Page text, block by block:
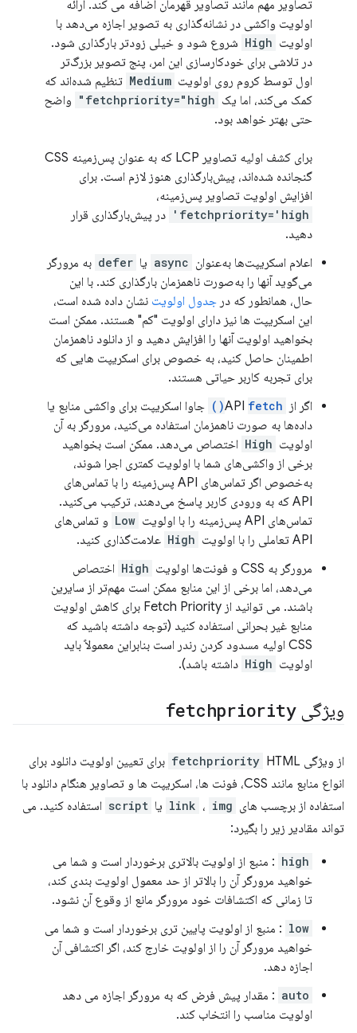
تصاویر مهم مانند تصاویر قهرمان اضافه می کند. ارائه
اولویت واکشی در نشانه‌گذاری به تصویر اجازه می‌دهد با
اولویت High شروع شود و خیلی زودتر بارگذاری شود.
در تلاشی برای خودکارسازی این امر، پنج تصویر بزرگ‌تر
اول توسط کروم روی اولویت Medium ​​تنظیم شده‌اند که
کمک می‌کند، اما یک fetchpriority="high"
واضح
حتی بهتر خواهد بود.
برای کشف اولیه تصاویر LCP که به عنوان پس‌زمینه CSS
گنجانده شده‌اند، پیش‌بارگذاری هنوز لازم است. برای
افزایش اولویت تصاویر پس‌زمینه،
fetchpriority='high'
در پیش‌بارگذاری قرار
دهید.
اعلام اسکریپت‌ها به‌عنوان async یا defer به مرورگر
می‌گوید آنها را به‌صورت ناهمزمان بارگذاری کند. با این
حال، همانطور که در جدول اولویت نشان داده شده است،
این اسکریپت ها نیز دارای اولویت "کم" هستند. ممکن است
بخواهید اولویت آنها را افزایش دهید و از دانلود ناهمزمان
اطمینان حاصل کنید، به خصوص برای اسکریپت هایی که
برای تجربه کاربر حیاتی هستند.
اگر از API fetch()
جاوا اسکریپت برای واکشی منابع یا
داده‌ها به صورت ناهمزمان استفاده می‌کنید، مرورگر به آن
اولویت High اختصاص می‌دهد. ممکن است بخواهید
برخی از واکشی‌های شما با اولویت کمتری اجرا شوند،
به‌خصوص اگر تماس‌های API پس‌زمینه را با تماس‌های
API که به ورودی کاربر پاسخ می‌دهند، ترکیب می‌کنید.
تماس‌های API پس‌زمینه را با اولویت
Low و تماس‌های
API تعاملی را با اولویت
High علامت‌گذاری کنید.
مرورگر به CSS و فونت‌ها اولویت
High اختصاص
می‌دهد، اما برخی از این منابع ممکن است مهم‌تر از سایرین
باشند. می توانید از Fetch Priority برای کاهش اولویت
منابع غیر بحرانی استفاده کنید (توجه داشته باشید که
CSS اولیه مسدود کردن رندر است بنابراین معمولاً باید
اولویت High داشته باشد).
ویژگیfetchpriority
از ویژگی fetchpriority HTML برای تعیین اولویت دانلود برای
انواع منابع مانند CSS، فونت ها، اسکریپت ها و تصاویر هنگام دانلود با
استفاده از برچسب های
link ، img یا script استفاده کنید. می
تواند مقادیر زیر را بگیرد:
high : منبع از اولویت بالاتری برخوردار است و شما می
خواهید مرورگر آن را بالاتر از حد معمول اولویت بندی کند،
تا زمانی که اکتشافات خود مرورگر مانع از وقوع آن نشود.
low : منبع از اولویت پایین تری برخوردار است و شما می
خواهید مرورگر آن را از اولویت خارج کند، اگر اکتشافی آن
اجازه دهد.
auto : مقدار پیش فرض که به مرورگر اجازه می دهد
اولویت مناسب را انتخاب کند.